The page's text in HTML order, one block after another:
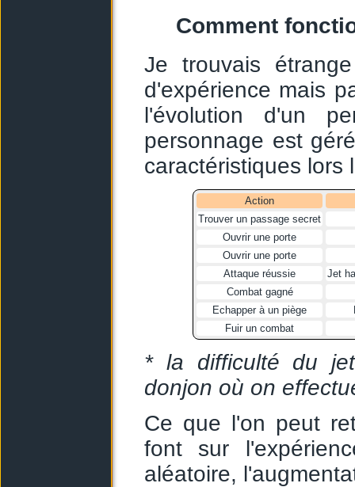
Comment
Je trouvais
d'expérience mais
l'évolution d'un
personnage est
caractéristiques lors
Action
Trouver un passage secret
Ouvrir une porte
Ouvrir une porte
Attaque réussie
Jet
Combat gagné
Echapper à un piège
Fuir un combat
* la difficulté du
donjon où on
Ce que l'on peut
font sur
aléatoire,